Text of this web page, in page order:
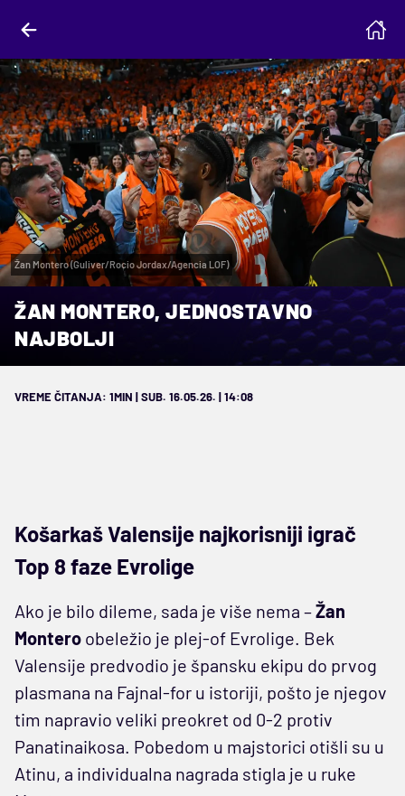
Žan Montero (Guliver/Rocio Jordax/Agencia LOF)
ŽAN MONTERO, JEDNOSTAVNO
NAJBOLJI
VREME ČITANJA: 1MIN | SUB. 16.05.26. | 14:08
Košarkaš Valensije najkorisniji igrač
Top 8 faze Evrolige
Ako je bilo dileme, sada je više nema –Žan
Montero obeležio je plej-of Evrolige. Bek
Valensije predvodio je špansku ekipu do prvog
plasmana na Fajnal-for u istoriji, pošto je njegov
tim napravio veliki preokret od 0-2 protiv
Panatinaikosa. Pobedom u majstorici otišli su u
Atinu, a individualna nagrada stigla je u ruke